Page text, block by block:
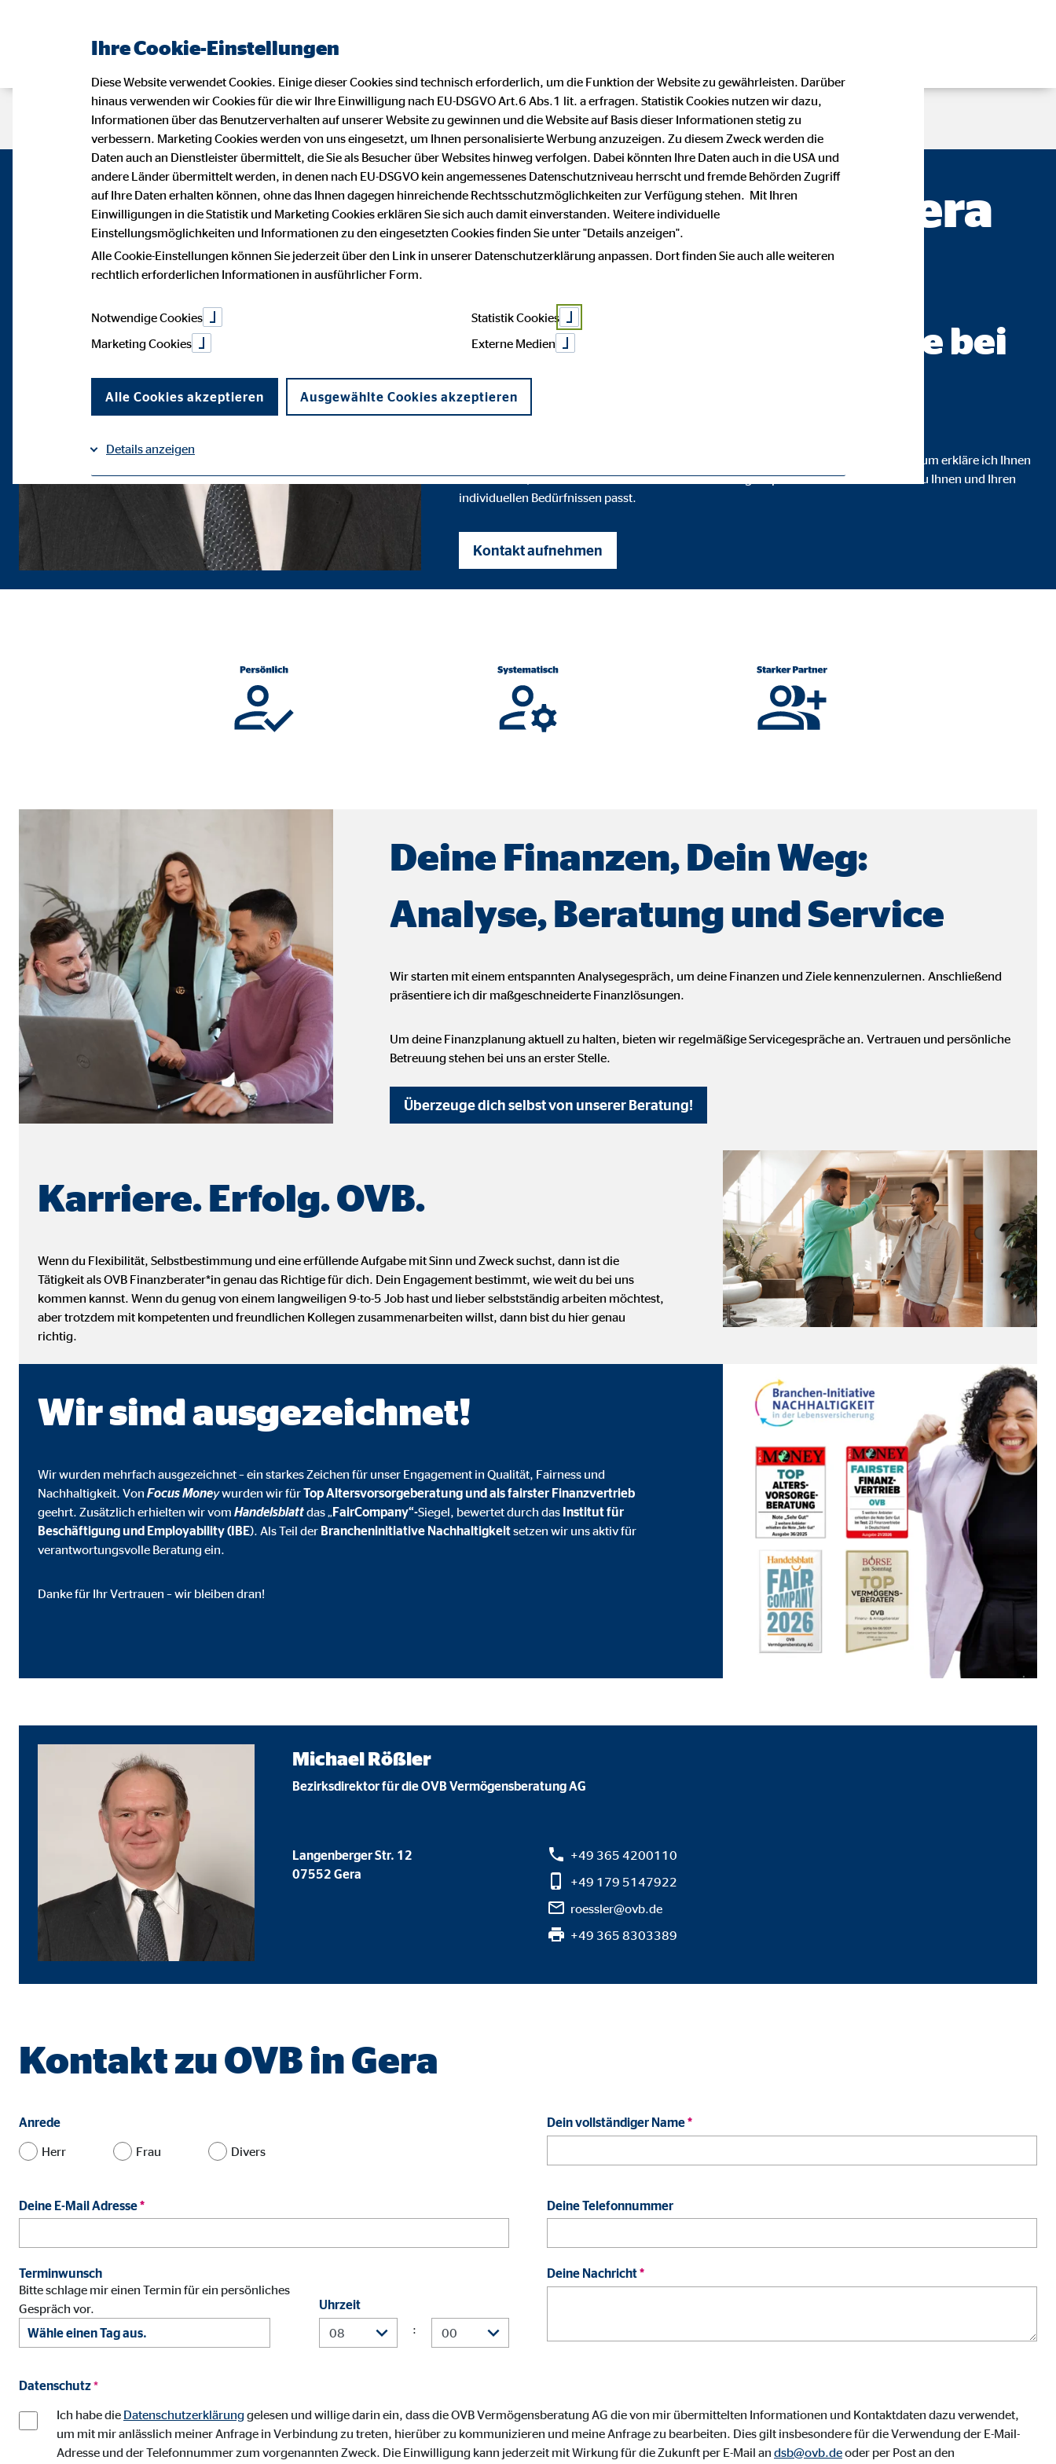
Beraterseite Karriere bei OVB Impressum Datenschutz
Michael Rößler — Gera
Fachchinesisch werden Sie bei
mir nicht hören.
Das wichtigste an einer guten Finanzberatung ist, dass Sie jeden Schritt verstehen. Darum erkläre ich Ihnen
bis ins Detail, warum ich eine bestimmte Finanzlösung empfehle und inwiefern diese zu Ihnen und Ihren
individuellen Bedürfnissen passt.
Kontakt aufnehmen
Deine Finanzen, Dein Weg:
Analyse, Beratung und Service
Wir starten mit einem entspannten Analysegespräch, um deine Finanzen und Ziele kennenzulernen. Anschließend
präsentiere ich dir maßgeschneiderte Finanzlösungen.
Um deine Finanzplanung aktuell zu halten, bieten wir regelmäßige Servicegespräche an. Vertrauen und persönliche
Betreuung stehen bei uns an erster Stelle.
Überzeuge dich selbst von unserer Beratung!
Karriere. Erfolg. OVB.
Wenn du Flexibilität, Selbstbestimmung und eine erfüllende Aufgabe mit Sinn und Zweck suchst, dann ist die
Tätigkeit als OVB Finanzberater*in genau das Richtige für dich. Dein Engagement bestimmt, wie weit du bei uns
kommen kannst. Wenn du genug von einem langweiligen 9-to-5 Job hast und lieber selbstständig arbeiten möchtest,
aber trotzdem mit kompetenten und freundlichen Kollegen zusammenarbeiten willst, dann bist du hier genau
richtig.
Wir sind ausgezeichnet!
Wir wurden mehrfach ausgezeichnet – ein starkes Zeichen für unser Engagement in Qualität, Fairness und
Nachhaltigkeit. Von Focus Moneywurden wir fürTop Altersvorsorgeberatung und als fairster Finanzvertrieb
geehrt. Zusätzlich erhielten wir vom Handelsblattdas „FairCompany“-Siegel, bewertet durch das Institut für
Beschäftigung und Employability (IBE). Als Teil der Brancheninitiative Nachhaltigkeitsetzen wir uns aktiv für
verantwortungsvolle Beratung ein.
Danke für Ihr Vertrauen – wir bleiben dran!
Michael Rößler
Bezirksdirektor für die OVB Vermögensberatung AG
Langenberger Str. 12
07552 Gera
+49 365 4200110
+49 179 5147922
roessler@ovb.de
+49 365 8303389
Kontakt zu OVB in Gera
Anrede
Herr Frau Divers
Dein vollständiger Name*
Deine E-Mail Adresse* Deine Telefonnummer
Terminwunsch
Bitte schlage mir einen Termin für ein persönliches
Gespräch vor.
Uhrzeit
:
Deine Nachricht*
Datenschutz*
Ich habe die Datenschutzerklärung gelesen und willige darin ein, dass die OVB Vermögensberatung AG die von mir übermittelten Informationen und Kontaktdaten dazu verwendet,
um mit mir anlässlich meiner Anfrage in Verbindung zu treten, hierüber zu kommunizieren und meine Anfrage zu bearbeiten. Dies gilt insbesondere für die Verwendung der E-Mail-
Adresse und der Telefonnummer zum vorgenannten Zweck. Die Einwilligung kann jederzeit mit Wirkung für die Zukunft per E-Mail an dsb@ovb.deoder per Post an den
Ihre Cookie-Einstellungen
Diese Website verwendet Cookies. Einige dieser Cookies sind technisch erforderlich, um die Funktion der Website zu gewährleisten. Darüber
hinaus verwenden wir Cookies für die wir Ihre Einwilligung nach EU-DSGVO Art.6 Abs.1 lit. a erfragen. Statistik Cookies nutzen wir dazu,
Informationen über das Benutzerverhalten auf unserer Website zu gewinnen und die Website auf Basis dieser Informationen stetig zu
verbessern. Marketing Cookies werden von uns eingesetzt, um Ihnen personalisierte Werbung anzuzeigen. Zu diesem Zweck werden die
Daten auch an Dienstleister übermittelt, die Sie als Besucher über Websites hinweg verfolgen. Dabei könnten Ihre Daten auch in die USA und
andere Länder übermittelt werden, in denen nach EU-DSGVO kein angemessenes Datenschutzniveau herrscht und fremde Behörden Zugriff
auf Ihre Daten erhalten können, ohne das Ihnen dagegen hinreichende Rechtsschutzmöglichkeiten zur Verfügung stehen. Mit Ihren
Einwilligungen in die Statistik und Marketing Cookies erklären Sie sich auch damit einverstanden. Weitere individuelle
Einstellungsmöglichkeiten und Informationen zu den eingesetzten Cookies finden Sie unter "Details anzeigen".
Alle Cookie-Einstellungen können Sie jederzeit über den Link in unserer Datenschutzerklärung anpassen. Dort finden Sie auch alle weiteren
rechtlich erforderlichen Informationen in ausführlicher Form.
Notwendige Cookies
Statistik Cookies
Marketing Cookies
Externe Medien
Alle Cookies akzeptieren Ausgewählte Cookies akzeptieren
Details anzeigen
Notwendige Cookies
Notwendige Cookies ermöglichen grundlegende Funktionen und sind für die einwandfreie Funktion der Website erforderlich. Die Deaktivierung kann die
Funktion der Webseite einschränken.
Speicherung von Benutzereinstellungen
Speichern Ihrer Einwilligungen
Cookie Laufzeit:
Statistik Cookies
Statistik Cookies erfassen Informationen anonym. Diese Informationen helfen uns zu verstehen, wie unsere Besucher unsere Website nutzen.
Google Analytics | Empfänger: OVB, Google Ireland Ltd.
Name: _ga, _gat_UA-41411249-1, _gid
Anbieter: Google Ireland Ltd.
Marketing Cookies
Marketing Cookies werden eingesetzt, um personalisierte Werbung anzuzeigen. Zu diesem Zweck werden die Daten an Drittanbieter übermittelt, die die
Facebook Pixel | Empfänger: OVB, Facebook Ireland Ltd.
Anbieter: Facebook Ireland Ltd.
Cookie Laufzeit: 3 Monate
Adform | Empfänger: OVB, Adform A/S
Anbieter: Adform A/S
Cookie Laufzeit:
Inhalte von Video- und Kartenplattformen werden beim Besuch unserer Webseite standardmäßig blockiert. Durch das Akzeptieren von externen Medien
Google Maps | Empfänger: OVB, Google Ireland Ltd.
Name:
Anbieter:
Zweck:
Cookie Laufzeit: 24 Monate
YouTube | Empfänger: OVB, Google Ireland Ltd.
Name:
Anbieter:
Cookie Laufzeit:
ProvenExpert | Empfänger: OVB, Expert Systems AG
Expert Systems AG
Zweck: Darstellung des Bewertungssiegel
Vimeo
Name: vimeoplayer
Datenschutz